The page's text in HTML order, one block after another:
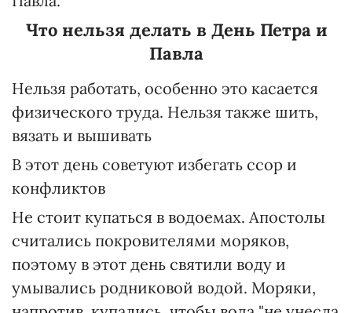
Что нельзя делать в День Петра и
Павла
Нельзя работать, особенно это касается
физического труда. Нельзя также шить,
вязать и вышивать
В этот день советуют избегать ссор и
конфликтов
Не стоит купаться в водоемах. Апостолы
считались покровителями моряков,
поэтому в этот день святили воду и
умывались родниковой водой. Моряки,